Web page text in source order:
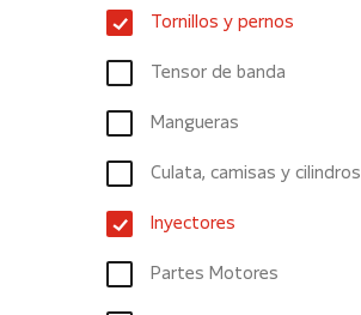
Tornillos y pernos
Tensor de banda
Mangueras
Culata, camisas y cilindros
Inyectores
Partes Motores